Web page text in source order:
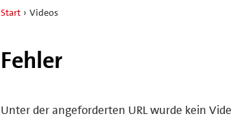
Start › Videos
Fehler
Unter der angeforderten URL wurde kein